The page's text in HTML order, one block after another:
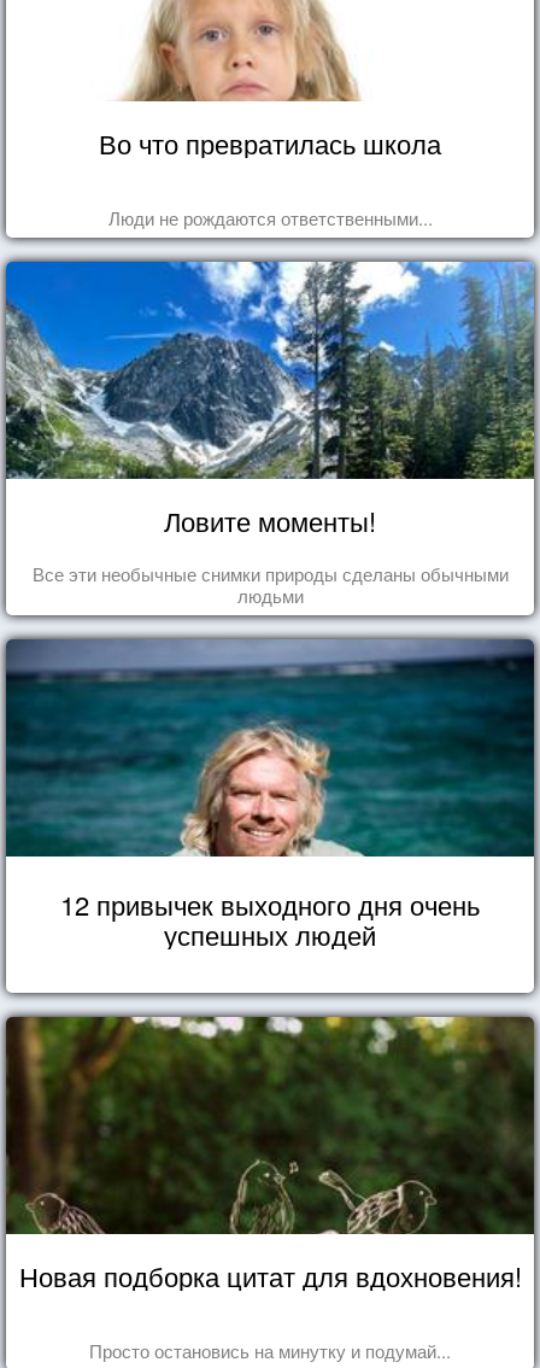
Во что превратилась школа
Люди не рождаются ответственными...
Ловите моменты!
Все эти необычные снимки природы сделаны обычными
людьми
12 привычек выходного дня очень
успешных людей
Новая подборка цитат для вдохновения!
Просто остановись на минутку и подумай...